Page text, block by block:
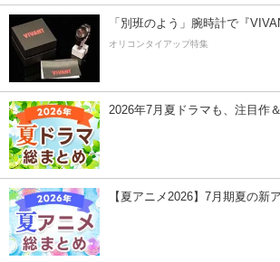
「別班のよう」腕時計で『
オリコンタイアップ特集
2026年7月夏ドラマも、注目作
【夏アニメ2026】7月期夏の新